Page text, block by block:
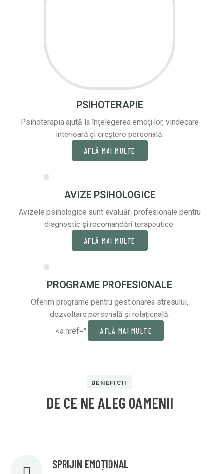
PSIHOTERAPIE
Psihoterapia ajută la înțelegerea emoțiilor, vindecare
interioară și creștere personală.
AFLĂ MAI MULTE
AVIZE PSIHOLOGICE
Avizele psihologice sunt evaluări profesionale pentru
diagnostic și recomandări terapeutice.
AFLĂ MAI MULTE
PROGRAME PROFESIONALE
Oferim programe pentru gestionarea stresului,
dezvoltare personală și relațională.
<a href="
AFLĂ MAI MULTE
BENEFICII
DE CE NE ALEG OAMENII
SPRIJIN EMOȚIONAL